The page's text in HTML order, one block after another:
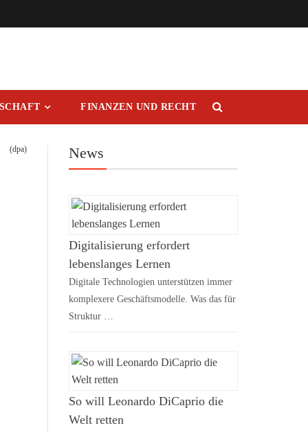
FINANZEN UND RECHT
(dpa) News
Digitalisierung erfordert
lebenslanges Lernen
Digitale Technologien unterstützen immer
komplexere Geschäftsmodelle. Was das für
Struktur …
So will Leonardo DiCaprio die
Welt retten